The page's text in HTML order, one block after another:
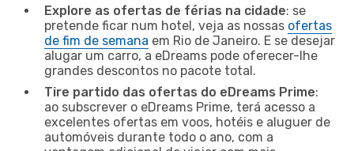
Explore as ofertas de férias na cidade: se
pretende ficar num hotel, veja as nossas ofertas
de fim de semana em Rio de Janeiro. E se desejar
alugar um carro, a eDreams pode oferecer-lhe
grandes descontos no pacote total.
Tire partido das ofertas do eDreams Prime:
ao subscrever o eDreams Prime, terá acesso a
excelentes ofertas em voos, hotéis e aluguer de
automóveis durante todo o ano, com a